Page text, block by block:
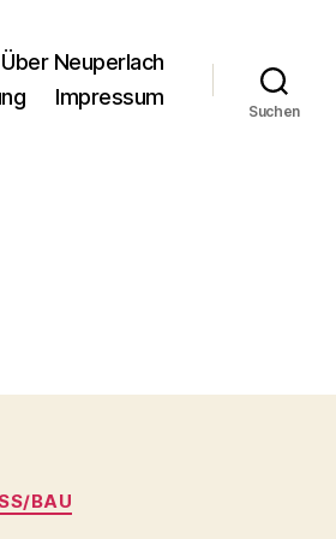
Über Neuperlach
Impressum
Suchen
BAU